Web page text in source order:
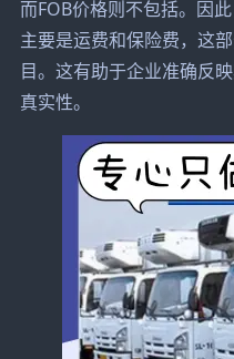
而FOB价格则不包括。因
主要是运费和保险费，这
目。这有助于企业准确反
真实性。